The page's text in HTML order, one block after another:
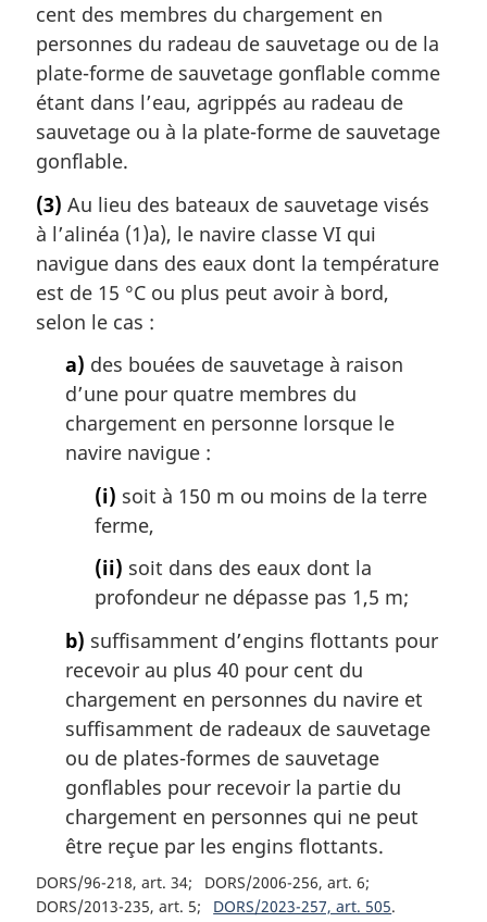
cent des membres du chargement en
personnes du radeau de sauvetage ou de la
plate-forme de sauvetage gonflable comme
étant dans l’eau, agrippés au radeau de
sauvetage ou à la plate-forme de sauvetage
gonflable.
(3) Au lieu des bateaux de sauvetage visés
à l’alinéa (1)a), le navire classe VI qui
navigue dans des eaux dont la température
est de 15 °C ou plus peut avoir à bord,
selon le cas :
a) des bouées de sauvetage à raison
d’une pour quatre membres du
chargement en personne lorsque le
navire navigue :
(i) soit à 150 m ou moins de la terre
ferme,
(ii) soit dans des eaux dont la
profondeur ne dépasse pas 1,5 m;
b) suffisamment d’engins flottants pour
recevoir au plus 40 pour cent du
chargement en personnes du navire et
suffisamment de radeaux de sauvetage
ou de plates-formes de sauvetage
gonflables pour recevoir la partie du
chargement en personnes qui ne peut
être reçue par les engins flottants.
DORS/96-218, art. 34
DORS/2006-256, art. 6
DORS/2013-235, art. 5
DORS/2023-257, art. 505